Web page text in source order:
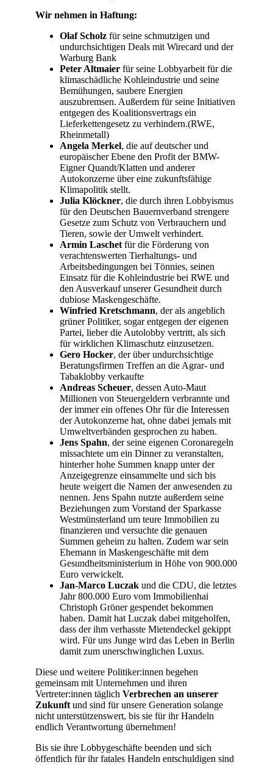
Wir nehmen in Haftung:
Olaf Scholz für seine schmutzigen und
undurchsichtigen Deals mit Wirecard und der
Warburg Bank
Peter Altmaier für seine Lobbyarbeit für die
klimaschädliche Kohleindustrie und seine
Bemühungen, saubere Energien
auszubremsen. Außerdem für seine Initiativen
entgegen des Koalitionsvertrags ein
Lieferkettengesetz zu verhindern.(RWE,
Rheinmetall)
Angela Merkel, die auf deutscher und
europäischer Ebene den Profit der BMW-
Eigner Quandt/Klatten und anderer
Autokonzerne über eine zukunftsfähige
Klimapolitik stellt.
Julia Klöckner, die durch ihren Lobbyismus
für den Deutschen Bauernverband strengere
Gesetze zum Schutz von Verbrauchern und
Tieren, sowie der Umwelt verhindert.
Armin Laschet für die Förderung von
verachtenswerten Tierhaltungs- und
Arbeitsbedingungen bei Tönnies, seinen
Einsatz für die Kohleindustrie bei RWE und
den Ausverkauf unserer Gesundheit durch
dubiose Maskengeschäfte.
Winfried Kretschmann, der als angeblich
grüner Politiker, sogar entgegen der eigenen
Partei, lieber die Autolobby vertritt, als sich
für wirklichen Klimaschutz einzusetzen.
Gero Hocker, der über undurchsichtige
Beratungsfirmen Treffen an die Agrar- und
Tabaklobby verkaufte
Andreas Scheuer, dessen Auto-Maut
Millionen von Steuergeldern verbrannte und
der immer ein offenes Ohr für die Interessen
der Autokonzerne hat, ohne dabei jemals mit
Umweltverbänden gesprochen zu haben.
Jens Spahn, der seine eigenen Coronaregeln
missachtete um ein Dinner zu veranstalten,
hinterher hohe Summen knapp unter der
Anzeigegrenze einsammelte und sich bis
heute weigert die Namen der anwesenden zu
nennen. Jens Spahn nutzte außerdem seine
Beziehungen zum Vorstand der Sparkasse
Westmünsterland um teure Immobilien zu
finanzieren und versuchte die genauen
Summen geheim zu halten. Zudem war sein
Ehemann in Maskengeschäfte mit dem
Gesundheitsministerium in Höhe von 900.000
Euro verwickelt.
Jan-Marco Luczak und die CDU, die letztes
Jahr 800.000 Euro vom Immobilienhai
Christoph Gröner gespendet bekommen
haben. Damit hat Luczak dabei mitgeholfen,
dass der ihm verhasste Mietendeckel gekippt
wird. Für uns Junge wird das Leben in Berlin
damit zum unerschwinglichen Luxus.
Diese und weitere Politiker:innen begehen
gemeinsam mit Unternehmen und ihren
Vertreter:innen täglich Verbrechen an unserer
Zukunft und sind für unsere Generation solange
nicht unterstützenswert, bis sie für ihr Handeln
endlich Verantwortung übernehmen!
Bis sie ihre Lobbygeschäfte beenden und sich
öffentlich für ihr fatales Handeln entschuldigen sind